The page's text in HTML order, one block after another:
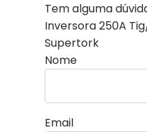
Tem alguma
Inversora 250A
Supertork
Nome
Email